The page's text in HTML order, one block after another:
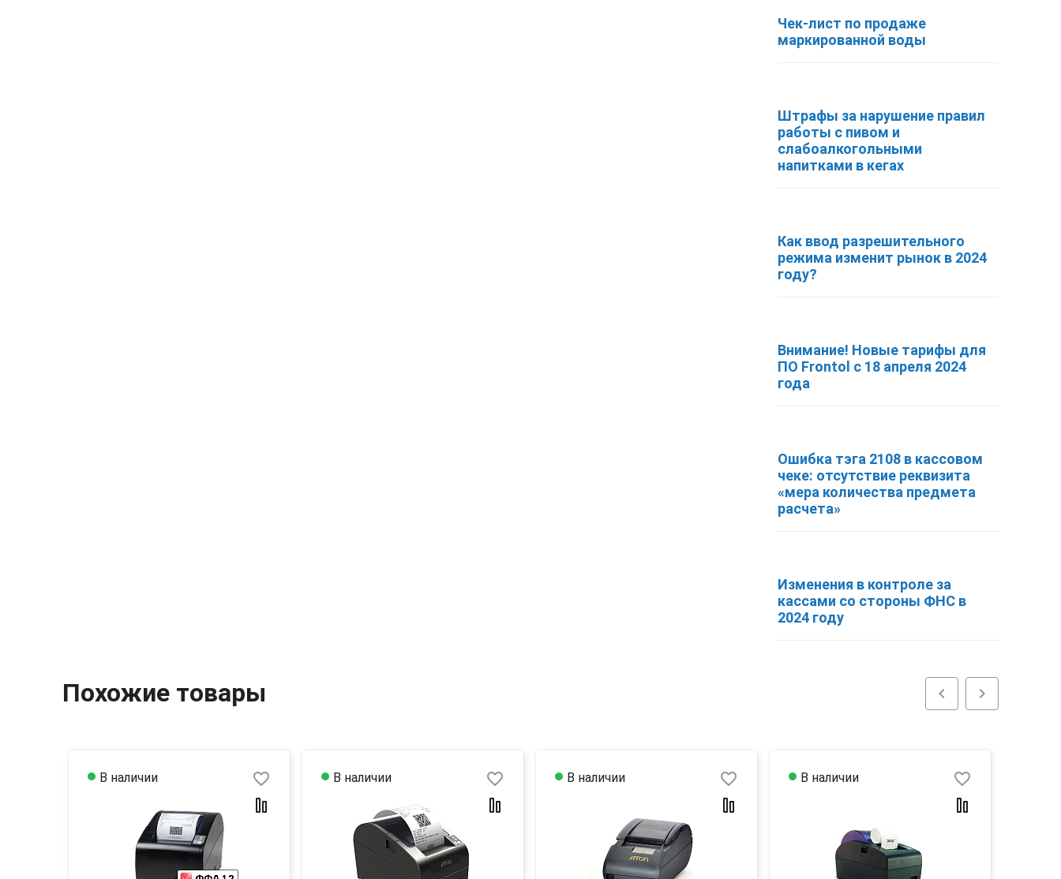
Чек-лист по продаже
маркированной воды
Штрафы за нарушение правил
работы с пивом и
слабоалкогольными
напитками в кегах
Как ввод разрешительного
режима изменит рынок в 2024
году?
Внимание! Новые тарифы для
ПО Frontol с 18 апреля 2024
года
Ошибка тэга 2108 в кассовом
чеке: отсутствие реквизита
«мера количества предмета
расчета»
Изменения в контроле за
кассами со стороны ФНС в
2024 году
Похожие товары chevron_left chevron_right
favorite_border
В наличии favorite_border
В наличии favorite_border
В наличии favorite_border
В наличии